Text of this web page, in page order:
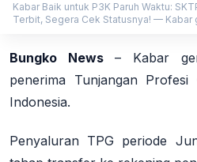
Kabar Baik untuk P3K Paruh Waktu:
Terbit, Segera Cek Statusnya! — Kabar
Bungko News– Kabar
penerima Tunjangan
Indonesia.
Penyaluran TPG periode